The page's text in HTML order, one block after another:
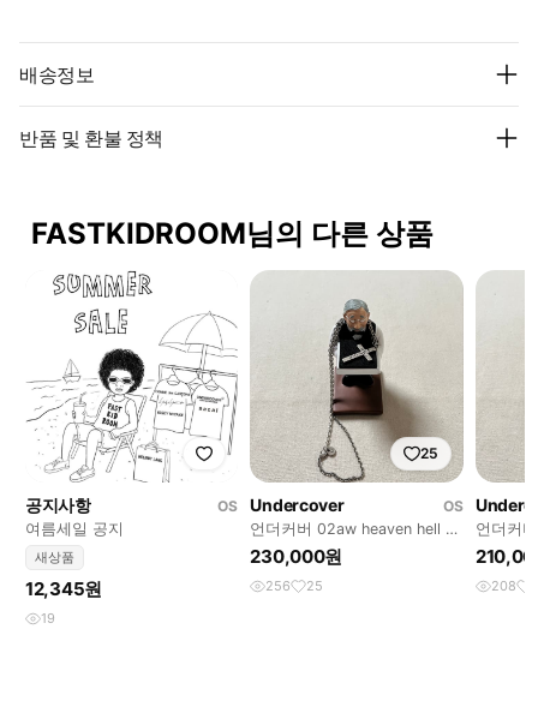
배송정보
반품 및 환불 정책
FASTKIDROOM님의 다른 상품
공지사항
OS
여름세일 공지
새상품
12,345원
19
25
Undercover
OS
언더커버 02aw heaven hell 십
자가 목걸이 undercover
230,000원
256 25
언더커
208